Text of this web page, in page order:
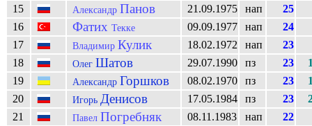
15
Александр Панов 21.09.1975 нап
25
16
Фатих Текке 09.09.1977 нап
24
17
Владимир Кулик 18.02.1972 нап
23
18
Олег Шатов 29.07.1990 пз 23
19
Александр Горшков 08.02.1970 пз 23
20
Игорь Денисов 17.05.1984 пз 23
21
Павел Погребняк 08.11.1983 нап
22